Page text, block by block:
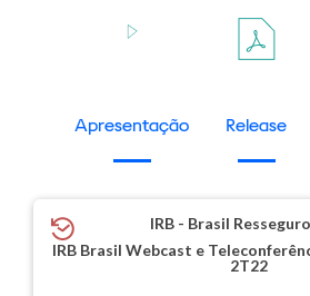
Apresentação Release